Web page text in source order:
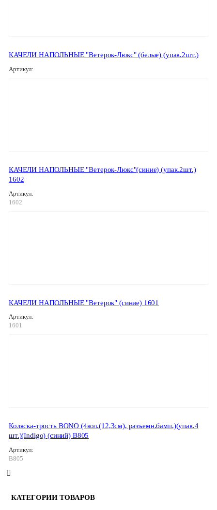
КАЧЕЛИ НАПОЛЬНЫЕ "Ветерок-Люкс" (белые) (упак.2шт.)
Артикул:
КАЧЕЛИ НАПОЛЬНЫЕ "Ветерок-Люкс"(синие) (упак.2шт.)
1602
Артикул:
1602
КАЧЕЛИ НАПОЛЬНЫЕ "Ветерок" (синие) 1601
Артикул:
1601
Коляска-трость BONO (4кол.(12,3см), разъемн.бамп.)(упак.4
шт.)(Indigo) (синий) B805
Артикул:
B805
КАТЕГОРИИ ТОВАРОВ